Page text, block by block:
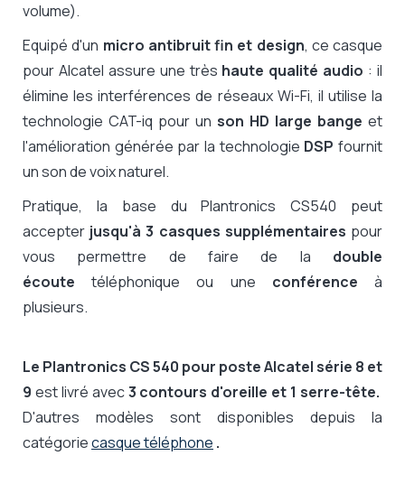
volume).
Equipé d'un micro antibruit fin et design, ce casque
pour Alcatel assure une très haute qualité audio : il
élimine les interférences de réseaux Wi-Fi, il utilise la
technologie CAT-iq pour un son HD large bange et
l'amélioration générée par la technologie DSP fournit
un son de voix naturel.
Pratique, la base du Plantronics CS540 peut
accepter jusqu'à 3 casques supplémentaires pour
vous permettre de faire de la double
écoutetéléphonique ou une conférence à
plusieurs.
Le Plantronics CS 540 pour poste Alcatel série 8 et
9 est livré avec3 contours d'oreille et 1 serre-tête.
D'autres modèles sont disponibles depuis la
catégoriecasque téléphone .